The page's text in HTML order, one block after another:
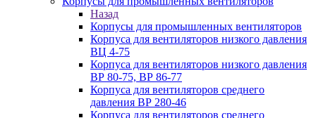
Назад
Корпусы для промышленных вентиляторов
Корпуса для вентиляторов низкого давления
ВЦ 4-75
Корпуса для вентиляторов низкого давления
ВР 80-75, ВР 86-77
Корпуса для вентиляторов среднего
давления ВР 280-46
Корпуса для вентиляторов среднего